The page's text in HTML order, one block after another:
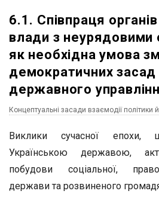
6.1. Співпраця
влади з неурядовими
як необхідна умова
демократичних засад
державного
Концептуальні засади взаємодії політики
Виклики сучасної епохи,
Українською державою,
побудови соціальної,
держави та розвиненого